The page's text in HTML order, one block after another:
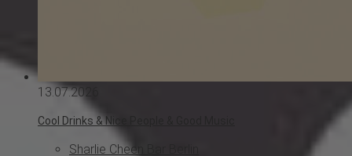
13.07.2026
Cool Drinks & Nice People & Good Music
Sharlie Cheen Bar Berlin